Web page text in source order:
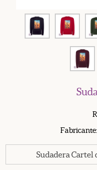
Sudadera Cartel